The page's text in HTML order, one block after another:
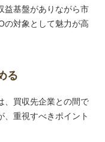
益基盤がありながら市
の対象として魅力が高
る
、買収先企業との間で
、重視すべきポイント